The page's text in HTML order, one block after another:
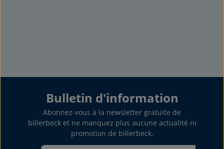
Bulletin d'information
Abonnez-vous à la newsletter gratuite de
billerbeck et ne manquez plus aucune actualité ni
promotion de billerbeck.